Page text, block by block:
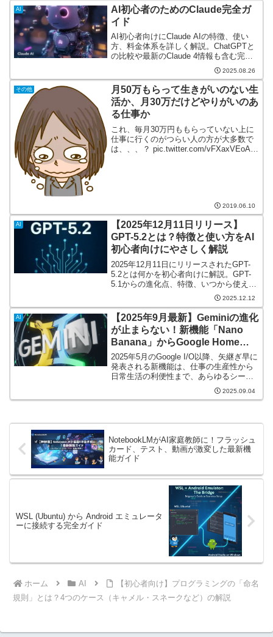
AI
AI初心者のためのClaude完全ガ
イド
AI初心者向けにClaude AIの特徴、使い
方、料金体系を詳しく解説。ChatGPTと
の比較や最新のClaude 4情報も含む完全
2025.08.26
その他
月50万もらって生きがいのない生
活か、月30万だけどやりがいのあ
る仕事か
これ、毎月30万円ももらっていない上に
仕事に行くのがつらい人の方が大多数で
は、、、？ pic.twitter.com/vFXaxVEoAf
2019.06.10
AI
【2025年12月11日リリース】
GPT-5.2とは？特徴と使い方をAI
初心者向けにやさしく解説
2025年12月11日にリリースされたGPT-
5.2とは何かを初心者向けに解説。GPT-
5.1からの進化点、特徴、いつから使える
か、ChatGPTでのGPT-5.2の切り替え
方、勉強や仕事での具体的な活用法まで
わかりやすく紹介します。
2025.12.12
AI
【2025年9月最新】Geminiの進化
が止まらない！新機能「Nano
Banana」からGoogle Home連
携まで解説
2025年5月のGoogle I/O以降、矢継ぎ早に
発表される新機能は、仕事の生産性から
日常生活の利便性まで、あらゆるシーン
を劇的に変える可能性を秘めています。
この記事は、Gemini初心者の方に向け
使い方を、分かりやすく解説します。
2025.09.04
NotebookLMがAI家庭教師に！フラッシュ
カード、テスト、動画が激変した最新機
能ガイド
WSL (Ubuntu) から Android エミュレータ
ーに接続する完全ガイド
ホーム AI
【初心者向け】プログラミングの「命名
規則」とは？4つのケース（キャメル・スネークなど）の解説